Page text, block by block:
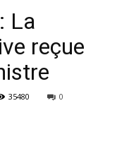
La
reçue
35480 0